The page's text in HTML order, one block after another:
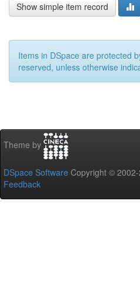
Show simple item record
Items in DSpace are protected
reserved, unless otherwise
Theme by
DSpace Software Copyright ©
Feedback